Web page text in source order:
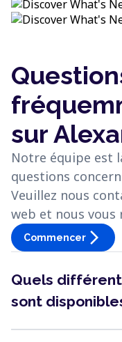
sur
Notre équipe est
questions
Veuillez nous
web et nous vous
Commencer arrow_forward_ios
Quels
sont